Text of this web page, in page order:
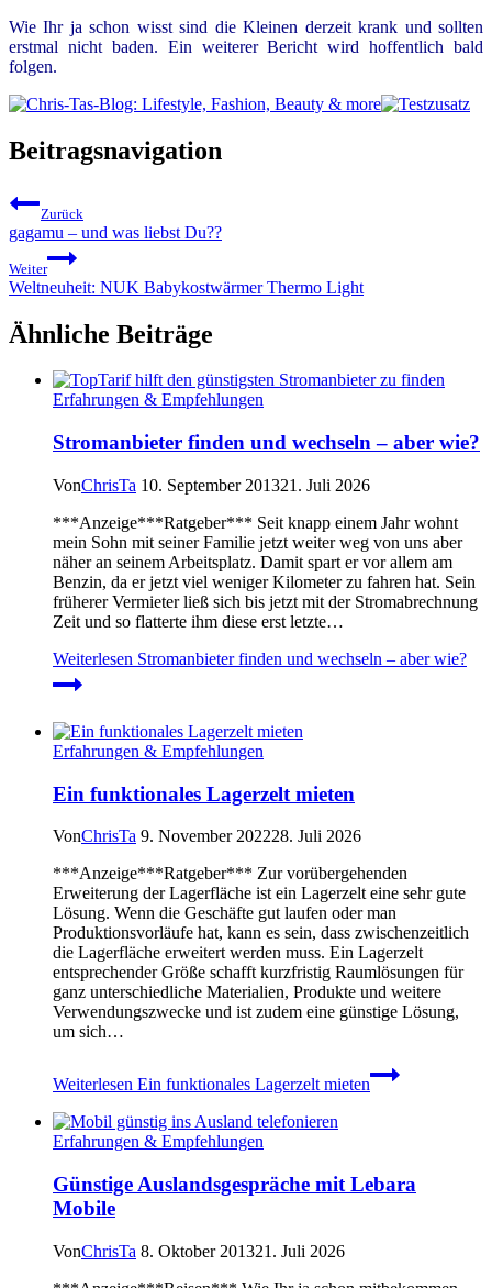
Wie Ihr ja schon wisst sind die Kleinen derzeit krank und sollten
erstmal nicht baden. Ein weiterer Bericht wird hoffentlich bald
folgen.
Beitragsnavigation
Zurück
gagamu – und was liebst Du??
Weiter
Weltneuheit: NUK Babykostwärmer Thermo Light
Ähnliche Beiträge
Erfahrungen & Empfehlungen
Stromanbieter finden und wechseln – aber wie?
VonChrisTa 10. September 201321. Juli 2026
***Anzeige***Ratgeber*** Seit knapp einem Jahr wohnt
mein Sohn mit seiner Familie jetzt weiter weg von uns aber
näher an seinem Arbeitsplatz. Damit spart er vor allem am
Benzin, da er jetzt viel weniger Kilometer zu fahren hat. Sein
früherer Vermieter ließ sich bis jetzt mit der Stromabrechnung
Zeit und so flatterte ihm diese erst letzte…
Weiterlesen Stromanbieter finden und wechseln – aber wie?
Erfahrungen & Empfehlungen
Ein funktionales Lagerzelt mieten
VonChrisTa 9. November 202228. Juli 2026
***Anzeige***Ratgeber*** Zur vorübergehenden
Erweiterung der Lagerfläche ist ein Lagerzelt eine sehr gute
Lösung. Wenn die Geschäfte gut laufen oder man
Produktionsvorläufe hat, kann es sein, dass zwischenzeitlich
die Lagerfläche erweitert werden muss. Ein Lagerzelt
entsprechender Größe schafft kurzfristig Raumlösungen für
ganz unterschiedliche Materialien, Produkte und weitere
Verwendungszwecke und ist zudem eine günstige Lösung,
um sich…
Weiterlesen Ein funktionales Lagerzelt mieten
Erfahrungen & Empfehlungen
Günstige Auslandsgespräche mit Lebara
Mobile
VonChrisTa 8. Oktober 201321. Juli 2026